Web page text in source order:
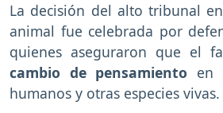
La decisión del alto tribunal
animal fue celebrada por
quienes aseguraron que el
cambio de pensamiento en
humanos y otras especies vivas.